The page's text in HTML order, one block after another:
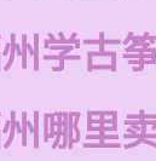
学古
哪里